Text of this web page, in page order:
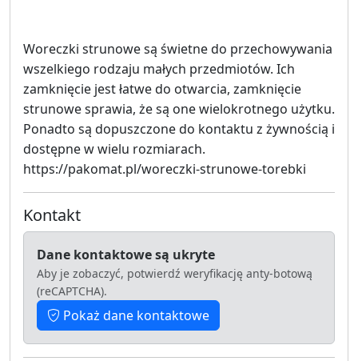
Woreczki strunowe są świetne do przechowywania
wszelkiego rodzaju małych przedmiotów. Ich
zamknięcie jest łatwe do otwarcia, zamknięcie
strunowe sprawia, że są one wielokrotnego użytku.
Ponadto są dopuszczone do kontaktu z żywnością i
dostępne w wielu rozmiarach.
https://pakomat.pl/woreczki-strunowe-torebki
Kontakt
Dane kontaktowe są ukryte
Aby je zobaczyć, potwierdź weryfikację anty-botową
(reCAPTCHA).
Pokaż dane kontaktowe